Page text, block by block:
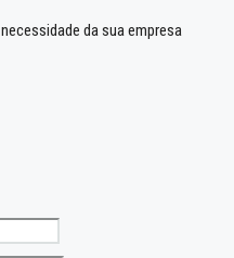
da sua empresa